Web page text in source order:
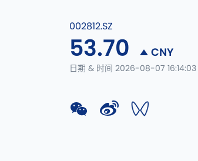
002812.SZ
53.70 CNY
日期 & 时间 2026-08-07 16:14:03